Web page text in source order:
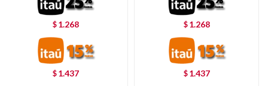
$ 1.268
$ 1.437
$ 1.268
$ 1.437